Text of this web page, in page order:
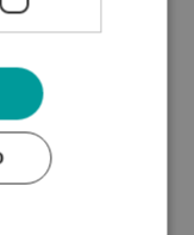
lo que resulta
sin
Odontología